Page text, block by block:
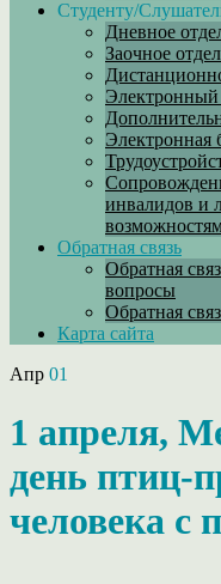
Студенту/
Дневное
Заочное
Электронная
инвалидов и
Обратная связь
Обратная
вопросы
Обратная
Карта сайта
Апр 01
1 апреля,
день птиц-
человека с